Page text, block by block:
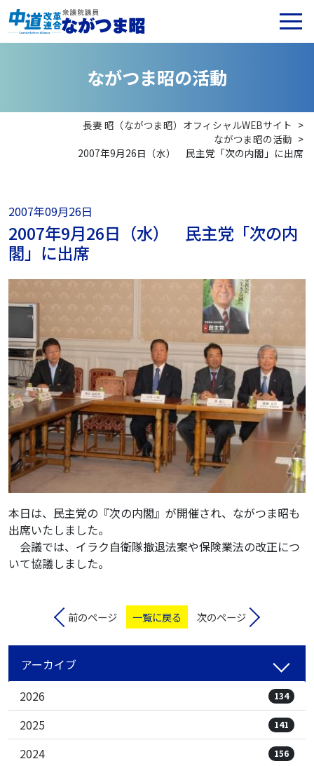
ながつま昭の活動
長妻 昭（ながつま昭）オフィシャルWEBサイト >
ながつま昭の活動 >
2007年9月26日（水） 民主党「次の内閣」に出席
2007年09月26日
2007年9月26日（水） 民主党「次の内
閣」に出席
本日は、民主党の『次の内閣』が開催され、ながつま昭も
出席いたしました。
会議では、イラク自衛隊撤退法案や保険業法の改正につ
いて協議しました。
前のページ 一覧に戻る 次のページ
アーカイブ
2026
134
2025 141
2024 156